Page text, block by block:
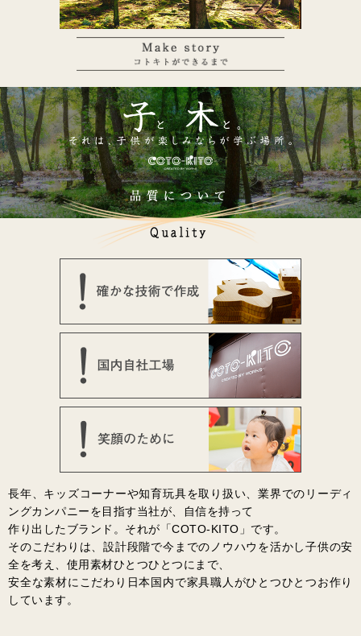
長年、キッズコーナーや知育玩具を取り扱い、業界でのリーディ
ングカンパニーを目指す当社が、自信を持って
作り出したブランド。それが「COTO-KITO」です。
そのこだわりは、設計段階で今までのノウハウを活かし子供の安
全を考え、使用素材ひとつひとつにまで、
安全な素材にこだわり日本国内で家具職人がひとつひとつお作り
しています。